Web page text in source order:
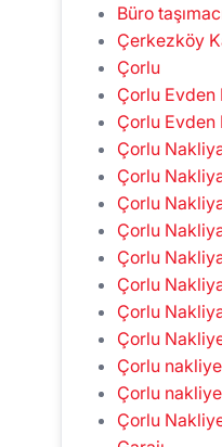
Büro
Çerkezköy
Çorlu
Çorlu Evden
Çorlu Evden
Çorlu
Çorlu
Çorlu
Çorlu
Çorlu
Çorlu
Çorlu
Çorlu
Çorlu
Çorlu
Çorlu